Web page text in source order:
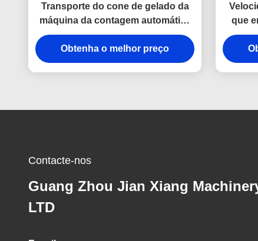
Transporte do cone de gelado da
máquina da contagem automática
do túnel
Obtenha o melhor preço
que
Contacte-nos
Guang Zhou Jian Xiang
LTD